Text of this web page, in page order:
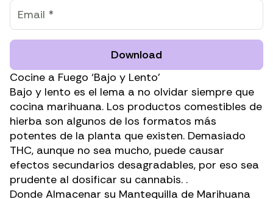
Download
Cocine a Fuego ‘Bajo y Lento’
Bajo y lento es el lema a no olvidar siempre que
cocina marihuana. Los productos comestibles de
hierba son algunos de los formatos más
potentes de la planta que existen. Demasiado
THC, aunque no sea mucho, puede causar
efectos secundarios desagradables, por eso sea
prudente al dosificar su cannabis. .
Donde Almacenar su Mantequilla de Marihuana